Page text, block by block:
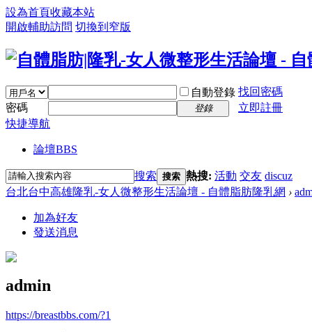
設為首頁收藏本站
開啟輔助訪問 切換到窄版
自動登錄 找回密碼
密碼
登錄
立即註冊
快捷導航
論壇BBS
搜索 搜索 熱搜: 活動 交友 discuz
台北台中高雄隆乳-女人微整形生活論壇 - 自體脂肪隆乳網 ›
加為好友
發送消息
admin
https://breastbbs.com/?1